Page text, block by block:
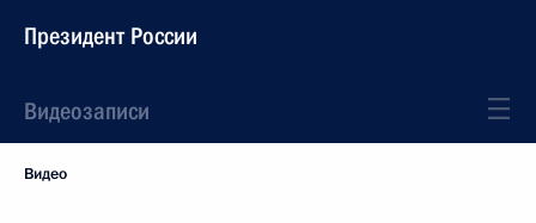
Президент России
Видеозаписи
Видео